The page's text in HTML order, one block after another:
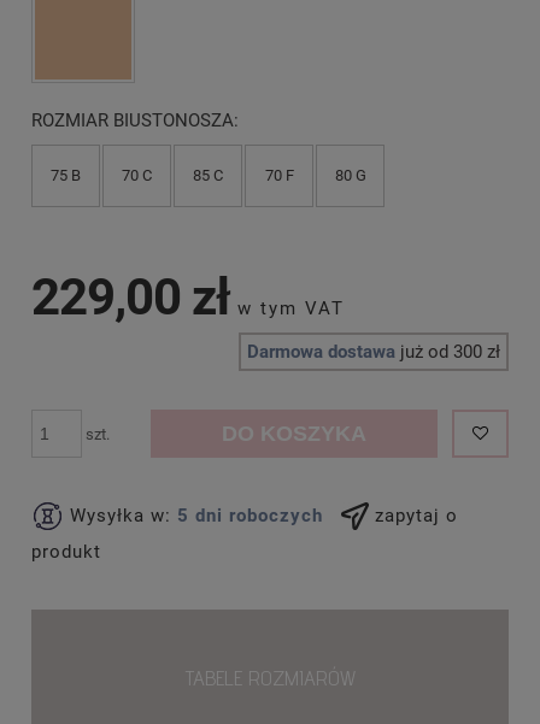
ROZMIAR BIUSTONOSZA:
75 B 70 C 85 C 70 F 80 G
229,00 zł
Darmowa dostawa już od 300 zł
szt. DO KOSZYKA
Wysyłka w: 5 dni roboczych
zapytaj o
produkt
TABELE ROZMIARÓW